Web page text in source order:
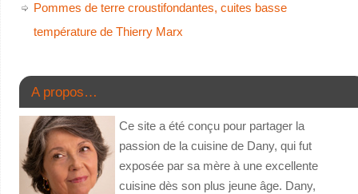
Pommes de terre croustifondantes, cuites basse
température de Thierry Marx
A propos…
Ce site a été conçu pour partager la
passion de la cuisine de Dany, qui fut
exposée par sa mère à une excellente
cuisine dès son plus jeune âge. Dany,